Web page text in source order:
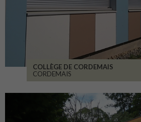
COLLÈGE DE CORDEMAIS
CORDEMAIS